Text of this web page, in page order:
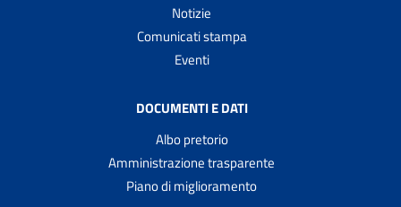
Notizie
Comunicati stampa
Eventi
DOCUMENTI E DATI
Albo pretorio
Amministrazione trasparente
Piano di miglioramento